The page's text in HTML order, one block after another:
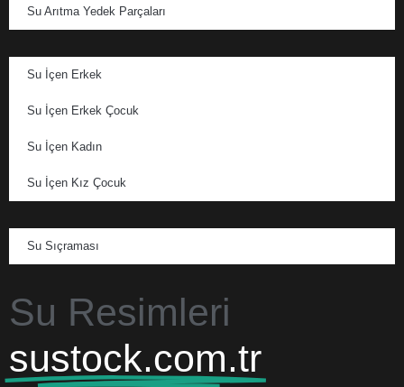
Su Arıtma Yedek Parçaları
Su İçen Erkek
Su İçen Erkek Çocuk
Su İçen Kadın
Su İçen Kız Çocuk
Su Sıçraması
Su Resimleri
sustock.com.tr